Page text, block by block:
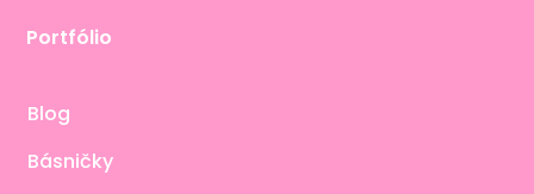
Portfólio
Blog
Básničky